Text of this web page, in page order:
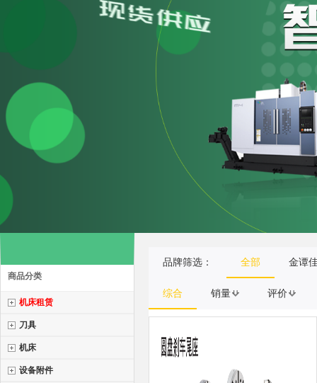
商品分类
机床租赁
刀具
机床
设备附件
品牌筛选： 全部 金谭
综合 销量 评价